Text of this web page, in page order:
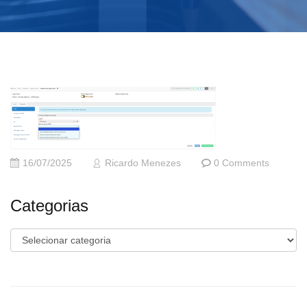
16/07/2025 Ricardo Menezes 0 Comments
Categorias
Categorias